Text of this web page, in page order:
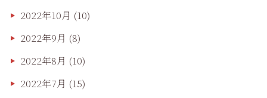
2022年10月 (10)
2022年9月 (8)
2022年8月 (10)
2022年7月 (15)